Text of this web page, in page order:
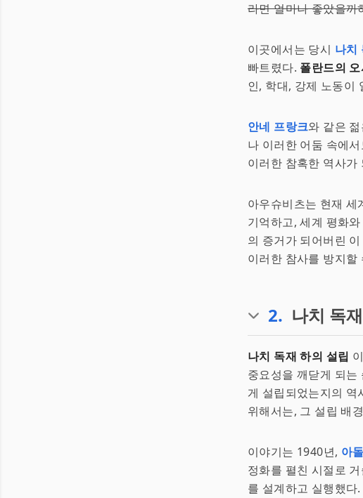
라면 얼마나 좋았을까
이곳에서는 당시 나치
빠트렸다. 폴란드의
인, 학대, 강제 노동이
안네 프랑크와 같은
나 이러한 어둠 속에
이러한 참혹한 역사
아우슈비츠는 현재
기억하고, 세계 평화
의 증거가 되어버린
이러한 참사를 방지할
2. 나치 독
나치 독재 하의 설립
중요성을 깨닫게 되는
게 설립되었는지의 역
위해서는, 그 설립 배
이야기는 1940년, 아
정화를 펼친 시절로
를 설계하고 실행했